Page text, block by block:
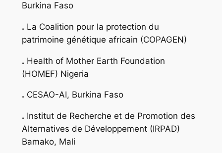
Burkina Faso
. La Coalition pour la protection du
patrimoine génétique africain (COPAGEN)
. Health of Mother Earth Foundation
(HOMEF) Nigeria
. CESAO-AI, Burkina Faso
. Institut de Recherche et de Promotion des
Alternatives de Développement (IRPAD)
Bamako, Mali